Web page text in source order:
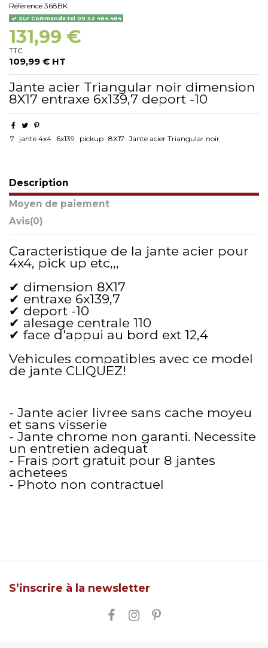
Référence 368BK
Sur Commande tel 09 52 484 484
131,99 €
TTC
109,99 € HT
Jante acier Triangular noir dimension
8X17 entraxe 6x139,7 deport -10
7 jante 4x4 6x139 pickup 8X17 Jante acier Triangular noir
Description
Moyen de paiement
Avis(0)
Caracteristique de la jante acier pour
4x4, pick up etc,,,
✔ dimension 8X17
✔ entraxe 6x139,7
✔ deport -10
✔ alesage centrale 110
✔ face d'appui au bord ext 12,4
Vehicules compatibles avec ce model
de jante CLIQUEZ!
- Jante acier livree sans cache moyeu
et sans visserie
- Jante chrome non garanti. Necessite
un entretien adequat
- Frais port gratuit pour 8 jantes
achetees
- Photo non contractuel
S’inscrire à la newsletter